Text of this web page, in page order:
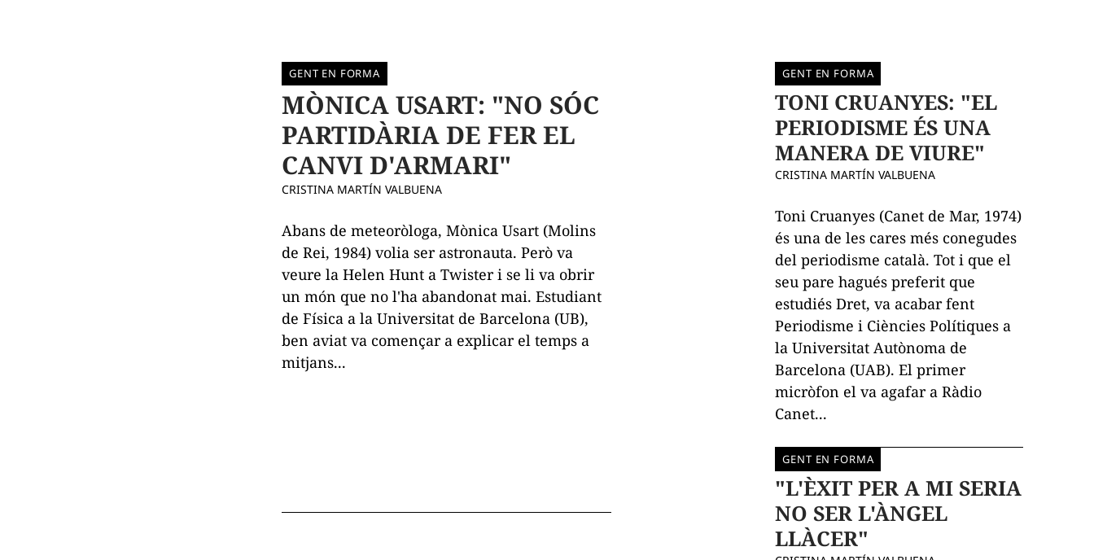
GENT EN FORMA
MÒNICA USART: "NO SÓC
PARTIDÀRIA DE FER EL
CANVI D'ARMARI"
CRISTINA MARTÍN VALBUENA
Abans de meteoròloga, Mònica Usart (Molins
de Rei, 1984) volia ser astronauta. Però va
veure la Helen Hunt a Twister i se li va obrir
un món que no l'ha abandonat mai. Estudiant
de Física a la Universitat de Barcelona (UB),
ben aviat va començar a explicar el temps a
mitjans...
GENT EN FORMA
TONI CRUANYES: "EL
PERIODISME ÉS UNA
MANERA DE VIURE"
CRISTINA MARTÍN VALBUENA
Toni Cruanyes (Canet de Mar, 1974)
és una de les cares més conegudes
del periodisme català. Tot i que el
seu pare hagués preferit que
estudiés Dret, va acabar fent
Periodisme i Ciències Polítiques a
la Universitat Autònoma de
Barcelona (UAB). El primer
micròfon el va agafar a Ràdio
Canet...
GENT EN FORMA
"L'ÈXIT PER A MI SERIA
NO SER L'ÀNGEL
LLÀCER"